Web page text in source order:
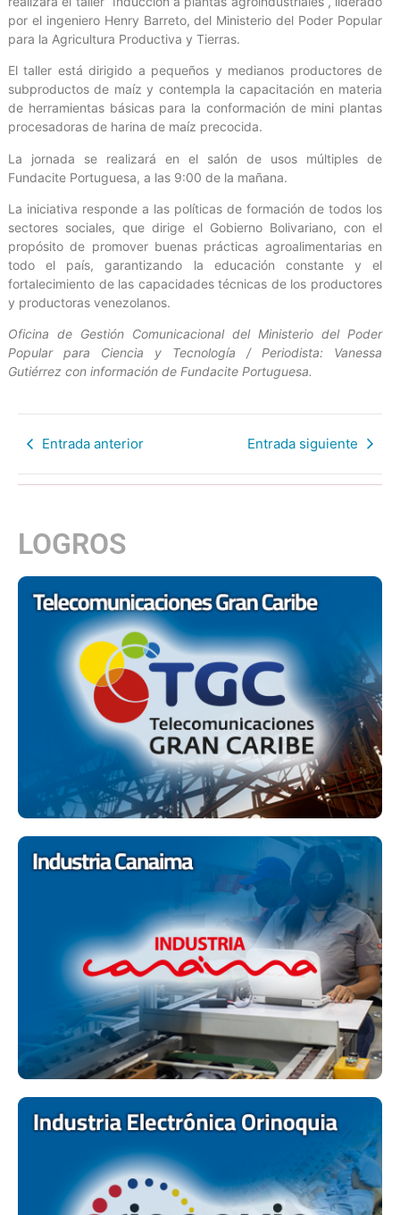
por el ingeniero Henry Barreto, del Ministerio del Poder Popular
para la Agricultura Productiva y Tierras.
El taller está dirigido a pequeños y medianos productores de
subproductos de maíz y contempla la capacitación en materia
de herramientas básicas para la conformación de mini plantas
procesadoras de harina de maíz precocida.
La jornada se realizará en el salón de usos múltiples de
Fundacite Portuguesa, a las 9:00 de la mañana.
La iniciativa responde a las políticas de formación de todos los
sectores sociales, que dirige el Gobierno Bolivariano, con el
propósito de promover buenas prácticas agroalimentarias en
todo el país, garantizando la educación constante y el
fortalecimiento de las capacidades técnicas de los productores
y productoras venezolanos.
Oficina de Gestión Comunicacional del Ministerio del Poder
Popular para Ciencia y Tecnología / Periodista: Vanessa
Gutiérrez con información de Fundacite Portuguesa.
Entrada anterior Entrada siguiente
LOGROS